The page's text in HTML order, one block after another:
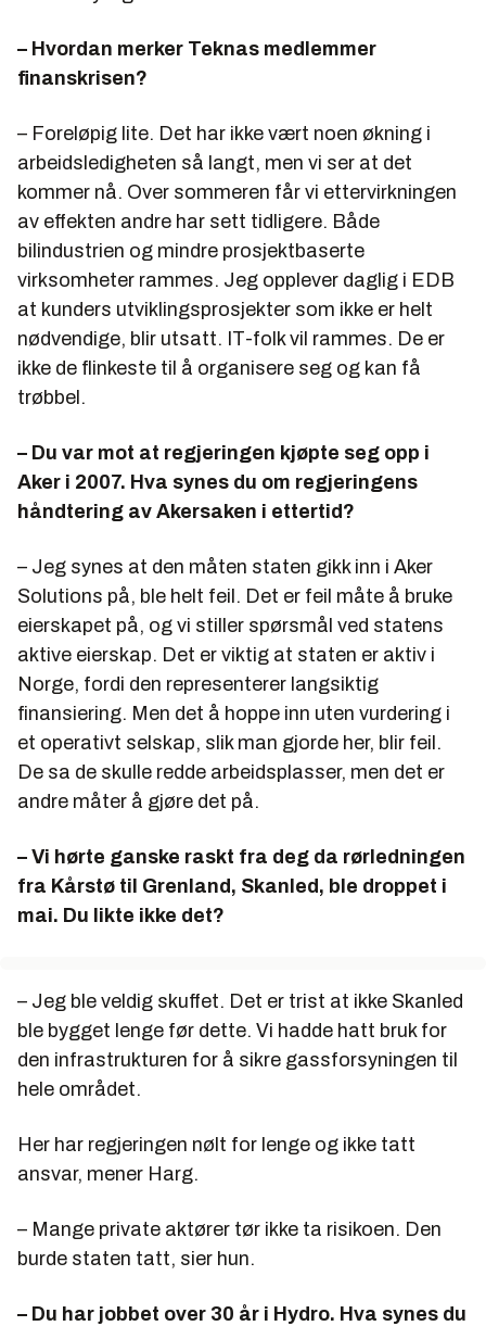
– Hvordan merker Teknas medlemmer
finanskrisen?
– Foreløpig lite. Det har ikke vært noen økning i
arbeidsledigheten så langt, men vi ser at det
kommer nå. Over sommeren får vi ettervirkningen
av effekten andre har sett tidligere. Både
bilindustrien og mindre prosjektbaserte
virksomheter rammes. Jeg opplever daglig i EDB
at kunders utviklingsprosjekter som ikke er helt
nødvendige, blir utsatt. IT-folk vil rammes. De er
ikke de flinkeste til å organisere seg og kan få
trøbbel.
– Du var mot at regjeringen kjøpte seg opp i
Aker i 2007. Hva synes du om regjeringens
håndtering av Akersaken i ettertid?
– Jeg synes at den måten staten gikk inn i Aker
Solutions på, ble helt feil. Det er feil måte å bruke
eierskapet på, og vi stiller spørsmål ved statens
aktive eierskap. Det er viktig at staten er aktiv i
Norge, fordi den representerer langsiktig
finansiering. Men det å hoppe inn uten vurdering i
et operativt selskap, slik man gjorde her, blir feil.
De sa de skulle redde arbeidsplasser, men det er
andre måter å gjøre det på.
– Vi hørte ganske raskt fra deg da rørledningen
fra Kårstø til Grenland, Skanled, ble droppet i
mai. Du likte ikke det?
– Jeg ble veldig skuffet. Det er trist at ikke Skanled
ble bygget lenge før dette. Vi hadde hatt bruk for
den infrastrukturen for å sikre gassforsyningen til
hele området.
Her har regjeringen nølt for lenge og ikke tatt
ansvar, mener Harg.
– Mange private aktører tør ikke ta risikoen. Den
burde staten tatt, sier hun.
– Du har jobbet over 30 år i Hydro. Hva synes du